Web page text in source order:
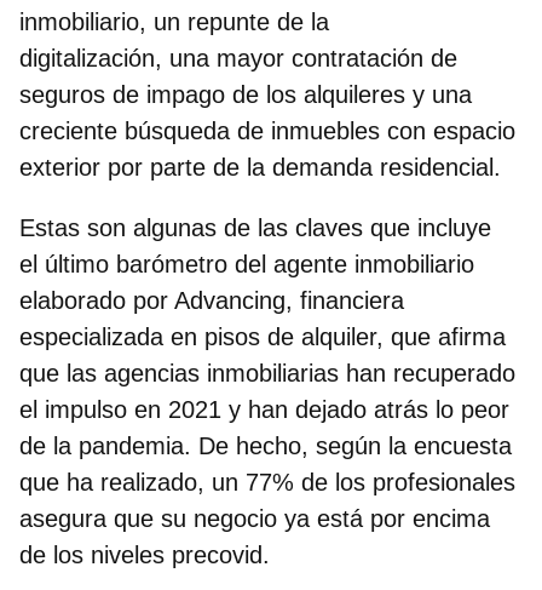
inmobiliario, un repunte de la
digitalización, una mayor contratación de
seguros de impago de los alquileres y una
creciente búsqueda de inmuebles con espacio
exterior por parte de la demanda residencial.
Estas son algunas de las claves que incluye
el último barómetro del agente inmobiliario
elaborado por Advancing, financiera
especializada en pisos de alquiler, que afirma
que las agencias inmobiliarias han recuperado
el impulso en 2021 y han dejado atrás lo peor
de la pandemia. De hecho, según la encuesta
que ha realizado, un 77% de los profesionales
asegura que su negocio ya está por encima
de los niveles precovid.